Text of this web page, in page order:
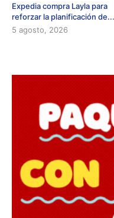
Expedia compra Layla para
reforzar la planificación de...
5 agosto, 2026